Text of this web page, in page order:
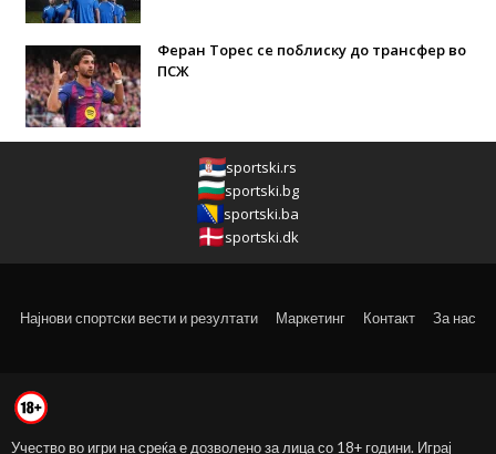
Феран Торес се поблиску до трансфер во
ПСЖ
sportski.rs
sportski.bg
sportski.ba
sportski.dk
Најнови спортски вести и резултати Маркетинг Контакт За нас
Учество во игри на среќа е дозволено за лица со 18+ години. Играј